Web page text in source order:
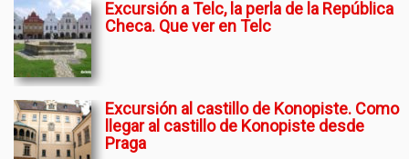
Excursión a Telc, la perla de la República
Checa. Que ver en Telc
Excursión al castillo de Konopiste. Como
llegar al castillo de Konopiste desde
Praga